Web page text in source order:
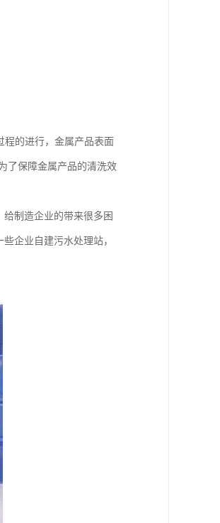
程的进行，金属产品表面
了保障金属产品的清洗效
制造企业的带来很多困
企业自建污水处理站，